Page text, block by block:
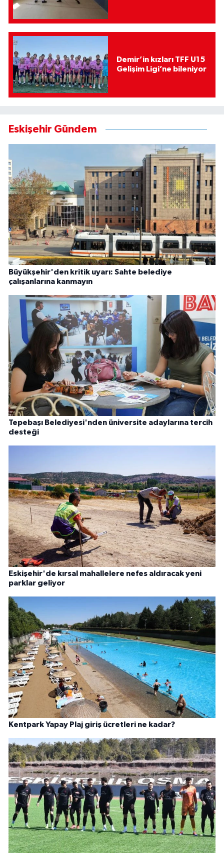
Demir’in kızları TFF U15
Gelişim Ligi’ne bileniyor
Eskişehir Gündem
Büyükşehir'den kritik uyarı: Sahte belediye
çalışanlarına kanmayın
Tepebaşı Belediyesi'nden üniversite adaylarına tercih
desteği
Eskişehir'de kırsal mahallelere nefes aldıracak yeni
parklar geliyor
Kentpark Yapay Plaj giriş ücretleri ne kadar?